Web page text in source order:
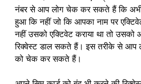
नंबर से आप लोग चेक कर सकते हैं कि अभी
हुआ कि नहीं जो कि आपका नाम पर
नहीं उसको एक्टिवेट कराया था तो
रिक्वेस्ट डाल सकते हैं। इस तरीके से आप
को चेक कर सकते हैं।